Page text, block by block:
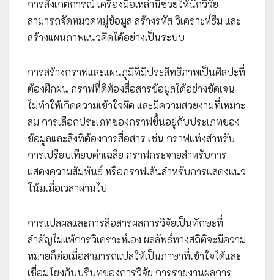
การสังเกตการณ์ เครื่องมือเหล่านี้ช่วยให้นักวิจัย
สามารถจัดหมวดหมู่ข้อมูล สร้างรหัส วิเคราะห์ธีม และ
สร้างแผนภาพแนวคิดได้อย่างเป็นระบบ
การสร้างกราฟและแผนภูมิที่มีประสิทธิภาพเป็นศิลปะที่
ต้องฝึกฝน กราฟที่ดีต้องสื่อสารข้อมูลได้อย่างชัดเจน
ไม่ทำให้เกิดความเข้าใจผิด และมีความสวยงามที่เหมาะ
สม การเลือกประเภทของกราฟขึ้นอยู่กับประเภทของ
ข้อมูลและสิ่งที่ต้องการสื่อสาร เช่น กราฟแท่งสำหรับ
การเปรียบเทียบค่าเฉลี่ย กราฟกระจายสำหรับการ
แสดงความสัมพันธ์ หรือกราฟเส้นสำหรับการแสดงแนว
โน้มเมื่อเวลาผ่านไป
การแปลผลและการสื่อสารผลการวิจัยเป็นทักษะที่
สำคัญไม่แพ้การวิเคราะห์เอง ผลลัพธ์ทางสถิติจะมีความ
หมายก็ต่อเมื่อสามารถแปลให้เป็นภาษาที่เข้าใจได้และ
เชื่อมโยงกับบริบทของการวิจัย การรายงานผลการ